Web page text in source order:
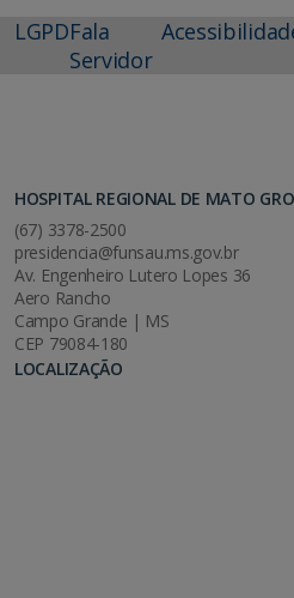
LGPDFala
Servidor
HOSPITAL REGIONAL DE MATO
(67) 3378-2500
presidencia@funsau.ms.gov.br
Av. Engenheiro Lutero Lopes 36
Aero Rancho
Campo Grande | MS
CEP 79084-180
LOCALIZAÇÃO